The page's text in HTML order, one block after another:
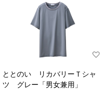
ととのい リカバリーＴシャ
ツ グレー「男女兼用」